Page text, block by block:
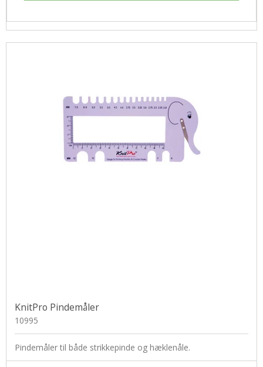
KnitPro Pindemåler
10995
Pindemåler til både strikkepinde og hæklenåle.